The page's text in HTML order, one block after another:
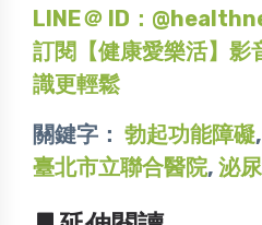
LINE＠ ID：
訂閱【健康愛樂活】影
識更輕鬆
關鍵字： 勃起功能障礙,
臺北市立聯合醫院, 泌